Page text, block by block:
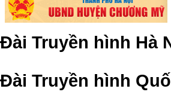
Đài Truyền hình Hà
Đài Truyền hình